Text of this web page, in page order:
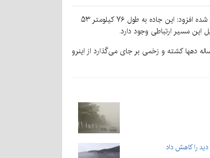
به گزارش کرمان نو به نقل از ایرنا، مراد آبیار با اشاره به اینکه مسیر ارتباطی ریگان به جاسک در مناطق سخت گذر این شهرستان واقع شده افزود: این جاده به طول ۷۶ کیلومتر ۵۳
مسیر ارتباطی وجود دارد.
نرماشیر در این شهرستان اشاره کرد و افزود: این مسیر ارتباطی ۴۵ کیلومتری هر ساله دهها کشته و زخمی بر جای می‌گذارد از اینرو
را کاهش داد